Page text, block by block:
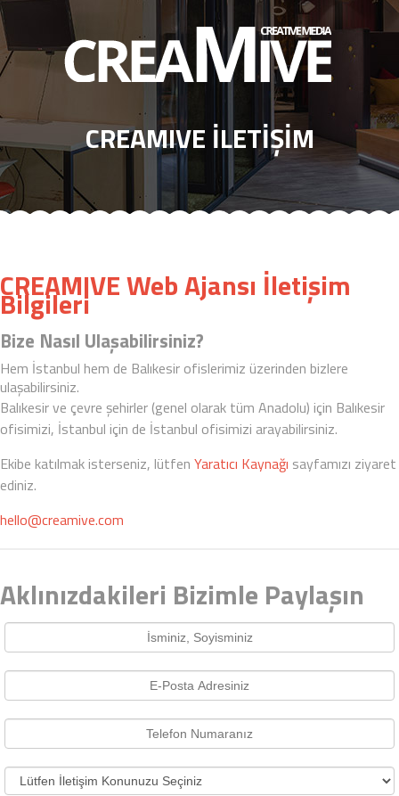
HAKKIMIZDA
MARKALARIMIZ
İLETİŞİM
CREAMIVE İLETIŞIM
CREAMIVE Web Ajansı İletişim
Bilgileri
Bize Nasıl Ulaşabilirsiniz?
Hem İstanbul hem de Balıkesir ofislerimiz üzerinden bizlere
ulaşabilirsiniz.
Balıkesir ve çevre şehirler (genel olarak tüm Anadolu) için Balıkesir
ofisimizi, İstanbul için de İstanbul ofisimizi arayabilirsiniz.
Ekibe katılmak isterseniz, lütfen Yaratıcı Kaynağı sayfamızı ziyaret
ediniz.
hello@creamive.com
Aklınızdakileri Bizimle Paylaşın